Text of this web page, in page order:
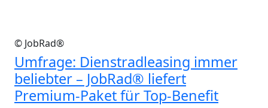
© JobRad®
Umfrage: Dienstradleasing immer
beliebter – JobRad® liefert
Premium-Paket für Top-Benefit